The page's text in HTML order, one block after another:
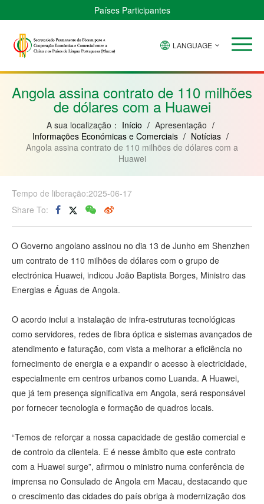
Países Participantes
Verde
Bissau
Guiné
Moçambique
LANGUAGE
Angola assina contrato de 110 milhões
de dólares com a Huawei
A sua localização： Início / Apresentação /
Informações Económicas e Comerciais / Notícias /
Angola assina contrato de 110 milhões de dólares com a
Huawei
Tempo de liberação:2025-06-17
Share To:
O Governo angolano assinou no dia 13 de Junho em Shenzhen
um contrato de 110 milhões de dólares com o grupo de
electrónica Huawei, indicou João Baptista Borges, Ministro das
Energias e Águas de Angola.
O acordo inclui a instalação de infra-estruturas tecnológicas
como servidores, redes de fibra óptica e sistemas avançados de
atendimento e faturação, com vista a melhorar a eficiência no
fornecimento de energia e a expandir o acesso à electricidade,
especialmente em centros urbanos como Luanda. A Huawei,
que já tem presença significativa em Angola, será responsável
por fornecer tecnologia e formação de quadros locais.
“Temos de reforçar a nossa capacidade de gestão comercial e
de controlo da clientela. E é nesse âmbito que este contrato
com a Huawei surge”, afirmou o ministro numa conferência de
imprensa no Consulado de Angola em Macau, destacando que
o crescimento das cidades do país obriga à modernização dos